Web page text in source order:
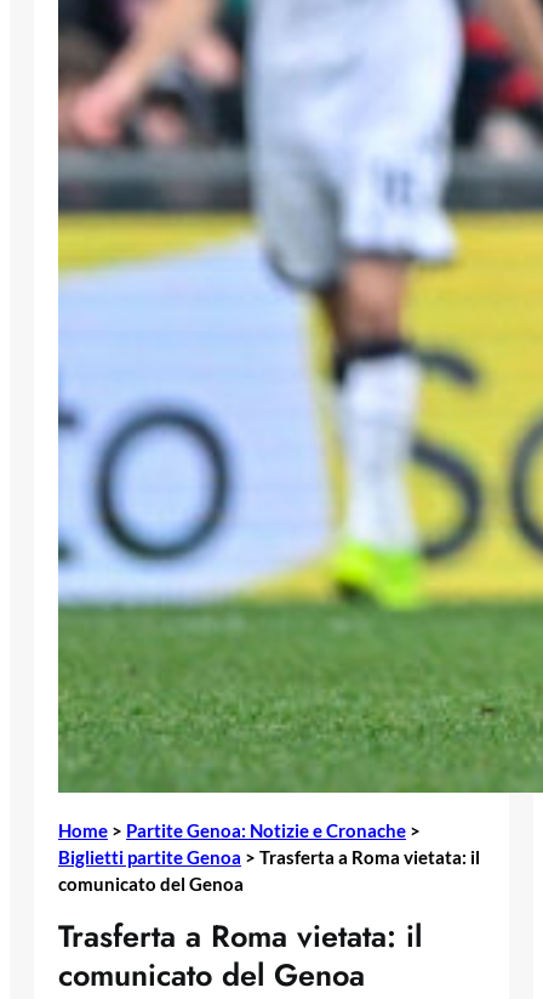
Home > Partite Genoa: Notizie e Cronache >
Biglietti partite Genoa > Trasferta a Roma vietata: il
comunicato del Genoa
Trasferta a Roma vietata: il
comunicato del Genoa